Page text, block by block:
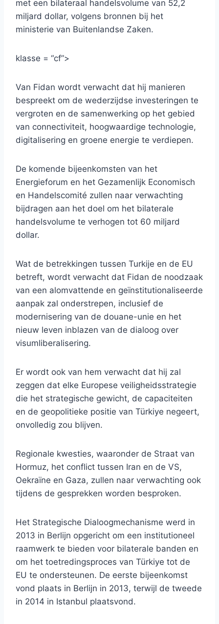
met een bilateraal handelsvolume van 52,2
miljard dollar, volgens bronnen bij het
ministerie van Buitenlandse Zaken.
klasse = “cf”>
Van Fidan wordt verwacht dat hij manieren
bespreekt om de wederzijdse investeringen te
vergroten en de samenwerking op het gebied
van connectiviteit, hoogwaardige technologie,
digitalisering en groene energie te verdiepen.
De komende bijeenkomsten van het
Energieforum en het Gezamenlijk Economisch
en Handelscomité zullen naar verwachting
bijdragen aan het doel om het bilaterale
handelsvolume te verhogen tot 60 miljard
dollar.
Wat de betrekkingen tussen Turkije en de EU
betreft, wordt verwacht dat Fidan de noodzaak
van een alomvattende en geïnstitutionaliseerde
aanpak zal onderstrepen, inclusief de
modernisering van de douane-unie en het
nieuw leven inblazen van de dialoog over
visumliberalisering.
Er wordt ook van hem verwacht dat hij zal
zeggen dat elke Europese veiligheidsstrategie
die het strategische gewicht, de capaciteiten
en de geopolitieke positie van Türkiye negeert,
onvolledig zou blijven.
Regionale kwesties, waaronder de Straat van
Hormuz, het conflict tussen Iran en de VS,
Oekraïne en Gaza, zullen naar verwachting ook
tijdens de gesprekken worden besproken.
Het Strategische Dialoogmechanisme werd in
2013 in Berlijn opgericht om een ​​institutioneel
raamwerk te bieden voor bilaterale banden en
om het toetredingsproces van Türkiye tot de
EU te ondersteunen. De eerste bijeenkomst
vond plaats in Berlijn in 2013, terwijl de tweede
in 2014 in Istanbul plaatsvond.